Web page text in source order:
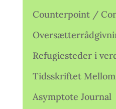
Counterpoint /
Refugiesteder i
Tidsskriftet Mellom
Asymptote Journal